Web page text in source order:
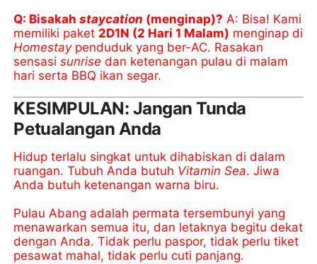
Q: Bisakahstaycation (menginap)? A: Bisa! Kami
memiliki paket 2D1N (2 Hari 1 Malam) menginap di
Homestaypenduduk yang ber-AC. Rasakan
sensasisunrise dan ketenangan pulau di malam
hari serta BBQ ikan segar.
KESIMPULAN: Jangan Tunda
Petualangan Anda
Hidup terlalu singkat untuk dihabiskan di dalam
ruangan. Tubuh Anda butuh Vitamin Sea. Jiwa
Anda butuh ketenangan warna biru.
Pulau Abang adalah permata tersembunyi yang
menawarkan semua itu, dan letaknya begitu dekat
dengan Anda. Tidak perlu paspor, tidak perlu tiket
pesawat mahal, tidak perlu cuti panjang.